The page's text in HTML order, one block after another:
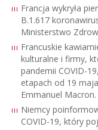
Francja wykryła
B.1.617
Ministerstwo
Francuskie
kulturalne i firmy,
pandemii COVID-
etapach od 19
Emmanuel Macron.
Niemcy
COVID-19, który